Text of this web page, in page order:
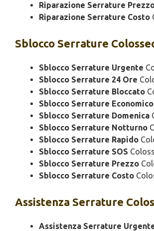
Riparazione Serrature
Riparazione Serrature Costo
Sblocco Serrature
Sblocco Serrature Urgente
Sblocco Serrature 24 Ore
Sblocco Serrature Bloccato
Sblocco Serrature Economico
Sblocco Serrature Domenica
Sblocco Serrature Notturno
Sblocco Serrature Rapido
Sblocco Serrature SOS
Sblocco Serrature Prezzo
Sblocco Serrature Costo
Assistenza Serrature
Assistenza Serrature